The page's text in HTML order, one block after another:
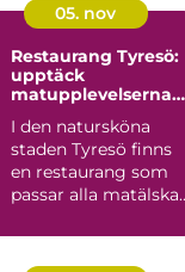
05. nov
Restaurang Tyresö:
upptäck
matupplevelserna
I den natursköna
staden Tyresö finns
en restaurang som
passar alla